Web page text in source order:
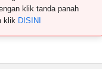
klik tanda panah
klik DISINI